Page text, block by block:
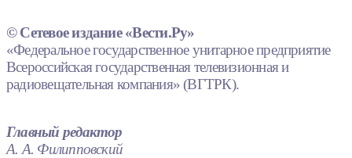
© Сетевое издание «Вести.Ру»
«Федеральное государственное унитарное предприятие
Всероссийская государственная телевизионная и
радиовещательная компания» (ВГТРК).
Главный редактор
А. А. Филипповский